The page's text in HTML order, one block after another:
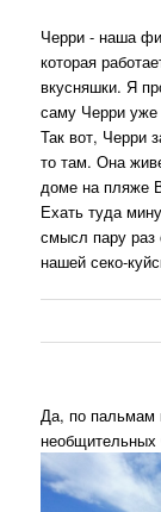
Черри - наша
которая
вкусняшки. Я
саму Черри уже
Так вот, Черри
то там. Она
доме на пляже
Ехать туда
смысл пару раз
нашей секо-
Да, по пальмам
необщительных